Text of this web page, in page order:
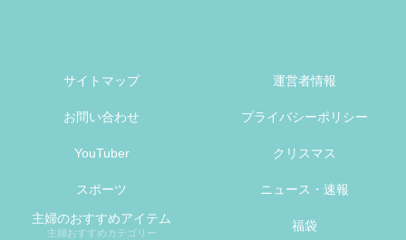
サイトマップ 運営者情報
お問い合わせ プライバシーポリシー
YouTuber クリスマス
スポーツ
ニュース・速報
主婦のおすすめアイテム
主婦おすすめカテゴリー 福袋